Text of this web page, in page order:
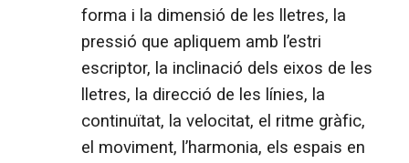
forma i la dimensió de les lletres, la
pressió que apliquem amb l’estri
escriptor, la inclinació dels eixos de les
lletres, la direcció de les línies, la
continuïtat, la velocitat, el ritme gràfic,
el moviment, l’harmonia, els espais en